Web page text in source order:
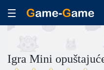
Igra Mini